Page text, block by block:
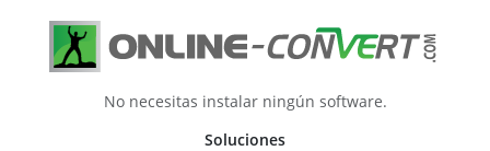
No necesitas instalar ningún software.
Soluciones